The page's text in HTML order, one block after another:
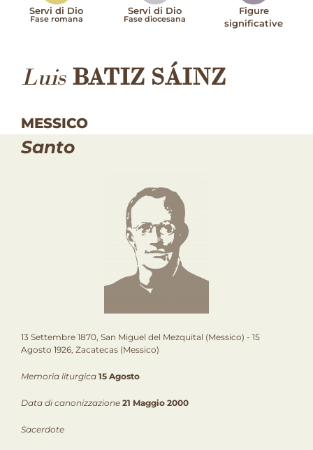
Servi di Dio
Fase romana
Servi di Dio
Fase diocesana
Figure
significative
Luis BATIZ SÁINZ
MESSICO
Santo
13 Settembre 1870, San Miguel del Mezquital (Messico) - 15
Agosto 1926, Zacatecas (Messico)
Memoria liturgica 15 Agosto
Data di canonizzazione 21 Maggio 2000
Sacerdote